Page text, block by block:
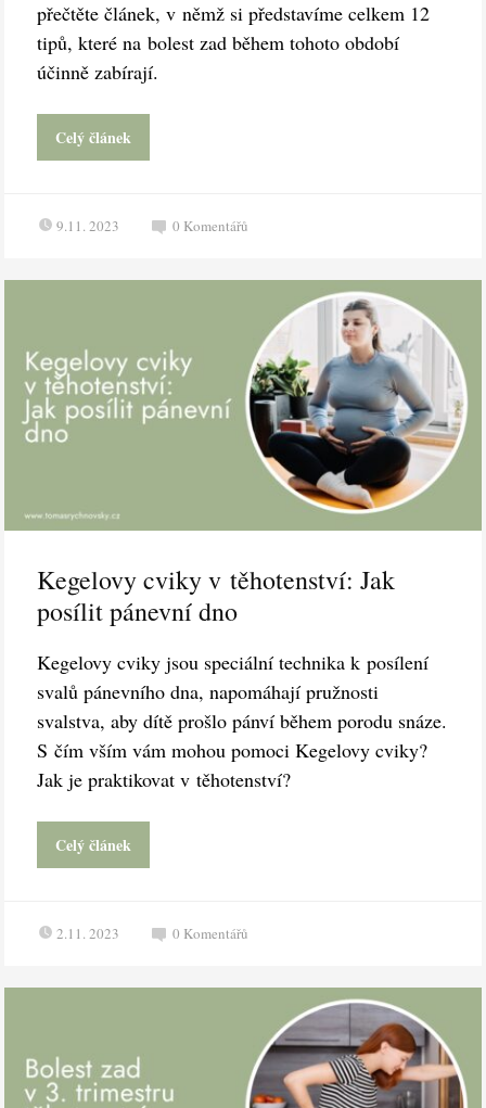
přečtěte článek, v němž si představíme celkem 12
tipů, které na bolest zad během tohoto období
účinně zabírají.
Celý článek
9.11. 2023 0 Komentářů
Kegelovy cviky v těhotenství: Jak
posílit pánevní dno
Kegelovy cviky jsou speciální technika k posílení
svalů pánevního dna, napomáhají pružnosti
svalstva, aby dítě prošlo pánví během porodu snáze.
S čím vším vám mohou pomoci Kegelovy cviky?
Jak je praktikovat v těhotenství?
Celý článek
2.11. 2023 0 Komentářů